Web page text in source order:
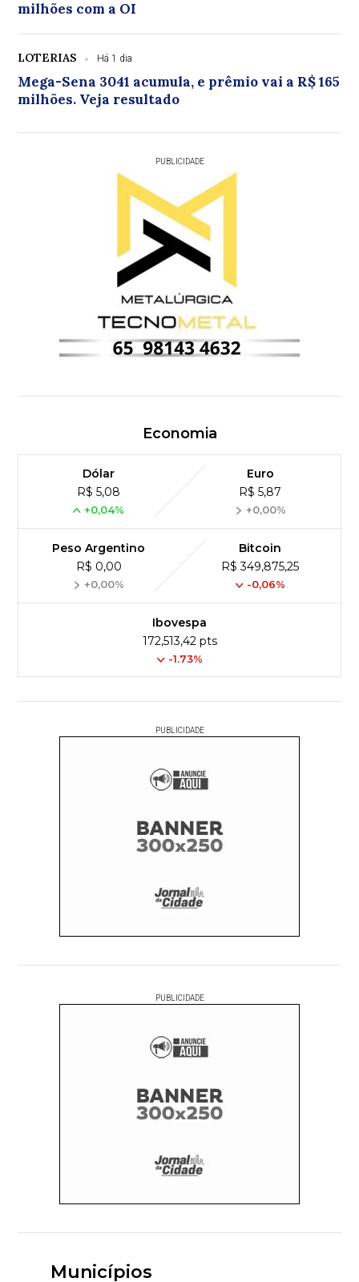
milhões com a OI
LOTERIAS Há 1 dia
Mega-Sena 3041 acumula, e prêmio vai a R$ 165
milhões. Veja resultado
PUBLICIDADE
Economia
Dólar
R$ 5,08
+0,04%
Euro
R$ 5,87
+0,00%
Peso Argentino
R$ 0,00
+0,00%
Bitcoin
R$ 349,875,25
-0,06%
Ibovespa
172,513,42 pts
-1.73%
PUBLICIDADE
PUBLICIDADE
Municípios